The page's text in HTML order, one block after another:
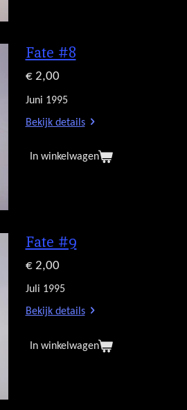
Fate #8
€ 2,00
Juni 1995
Bekijk details
In winkelwagen
Fate #9
€ 2,00
Juli 1995
Bekijk details
In winkelwagen